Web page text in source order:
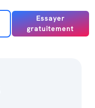
Essayer
gratuitement